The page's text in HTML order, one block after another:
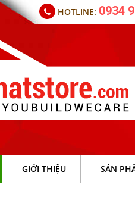
HOTLINE: 0934
GIỚI THIỆU SẢN